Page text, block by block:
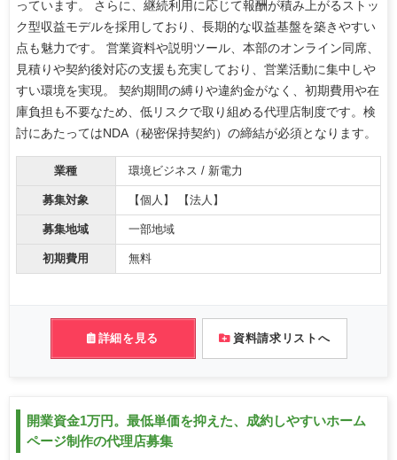
っています。 さらに、継続利用に応じて報酬が積み上がるストッ
ク型収益モデルを採用しており、長期的な収益基盤を築きやすい
点も魅力です。 営業資料や説明ツール、本部のオンライン同席、
見積りや契約後対応の支援も充実しており、営業活動に集中しや
すい環境を実現。 契約期間の縛りや違約金がなく、初期費用や在
庫負担も不要なため、低リスクで取り組める代理店制度です。検
討にあたってはNDA（秘密保持契約）の締結が必須となります。
業種 環境ビジネス / 新電力
募集対象 【個人】 【法人】
募集地域 一部地域
初期費用 無料
詳細を見る 資料請求リストへ
開業資金1万円。最低単価を抑えた、成約しやすいホーム
ページ制作の代理店募集